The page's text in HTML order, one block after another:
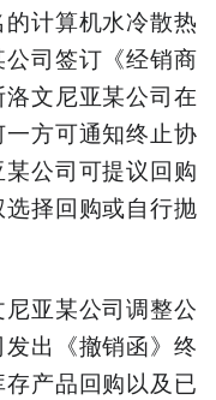
计算机水冷散热
司签订《经销商
文尼亚某公司在
方可通知终止协
公司可提议回购
择回购或自行抛
亚某公司调整公
出《撤销函》终
产品回购以及已